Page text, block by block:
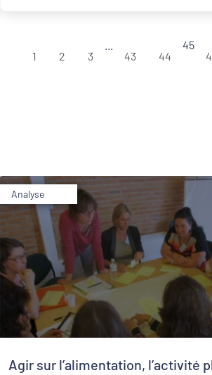
1 2 3
43
44
45
Analyse
Agir sur l’alimentation, l’activité